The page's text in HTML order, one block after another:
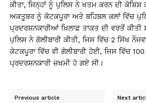
ਕੀਤਾ, ਜਿਨ੍ਹਾਂ ਨੂੰ ਪੁਲਿਸ ਨੇ ਖਤਮ ਕਰਨ ਦੀ ਕੋਸ਼ਿਸ਼
ਅਕਤੂਬਰ ਨੂੰ ਕੋਟਕਪੂਰਾ ਅਤੇ ਬਹਿਬਲ ਕਲਾਂ ਵਿੱਚ
ਪ੍ਰਦਰਸ਼ਨਕਾਰੀਆਂ ਖ਼ਿਲਾਫ਼ ਤਾਕਤ ਦੀ ਵਰਤੋਂ ਕੀਤੀ
ਪੁਲਿਸ ਨੇ ਗੋਲੀਬਾਰੀ ਕੀਤੀ, ਜਿਸ ਵਿੱਚ 2 ਸਿੱਖ
ਕੋਟਕਪੂਰਾ ਵਿੱਚ ਵੀ ਗੋਲੀਬਾਰੀ ਹੋਈ, ਜਿਸ ਵਿੱਚ
ਪ੍ਰਦਰਸ਼ਨਕਾਰੀ ਜ਼ਖ਼ਮੀ ਹੋ ਗਏ ਸੀ।
Previous article Next